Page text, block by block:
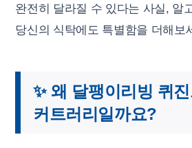
완전히 달라질 수 있다는 사실, 알
당신의 식탁에도 특별함을 더해보
✨ 왜 달팽이리빙 퀴
커트러리일까요?